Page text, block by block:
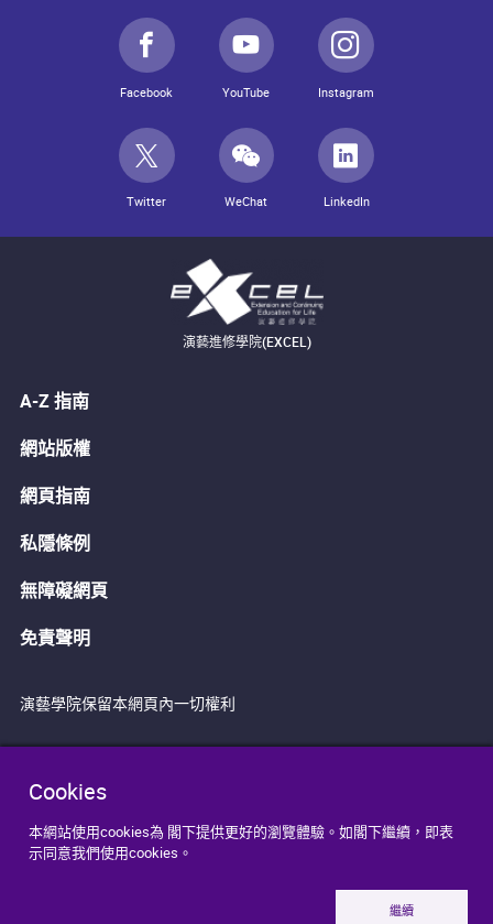
Cookies
本網站使用cookies為 閣下提供更好的瀏覽體驗。如閣下繼續，即表
示同意我們使用cookies。
繼續
Facebook YouTube Instagram
Twitter WeChat LinkedIn
演藝進修學院(EXCEL)
A-Z 指南
網站版權
網頁指南
私隱條例
無障礙網頁
免責聲明
演藝學院保留本網頁內一切權利